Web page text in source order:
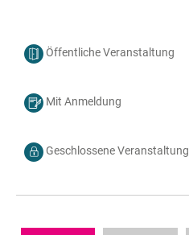
 Öffentliche Veranstaltung
 Mit Anmeldung
 Geschlossene Veranstaltung